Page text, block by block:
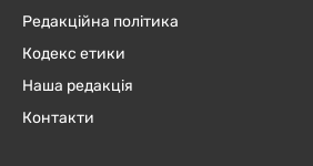
Редакційна політика
Кодекс етики
Наша редакція
Контакти